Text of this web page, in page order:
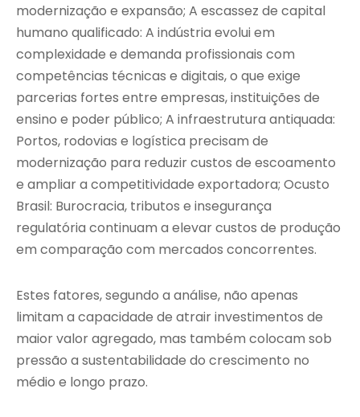
modernização e expansão; A escassez de capital
humano qualificado: A indústria evolui em
complexidade e demanda profissionais com
competências técnicas e digitais, o que exige
parcerias fortes entre empresas, instituições de
ensino e poder público; A infraestrutura antiquada:
Portos, rodovias e logística precisam de
modernização para reduzir custos de escoamento
e ampliar a competitividade exportadora; Ocusto
Brasil: Burocracia, tributos e insegurança
regulatória continuam a elevar custos de produção
em comparação com mercados concorrentes.
Estes fatores, segundo a análise, não apenas
limitam a capacidade de atrair investimentos de
maior valor agregado, mas também colocam sob
pressão a sustentabilidade do crescimento no
médio e longo prazo.